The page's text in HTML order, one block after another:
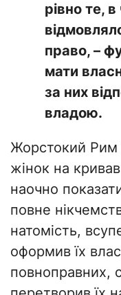
рівно те,
право, –
мати
за них
владою.
​Жорстокий Рим
жінок на
наочно
повне
натомість,
оформив їх
повноправних,